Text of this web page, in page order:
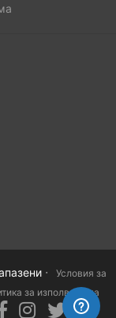
·
Условия за
за изполване на